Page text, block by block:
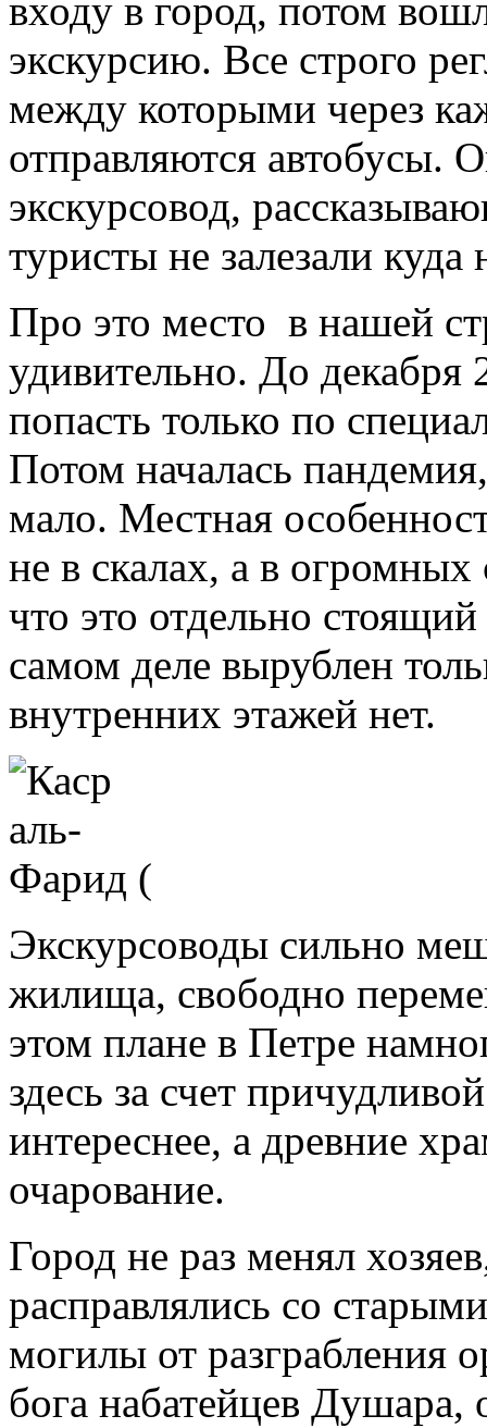
входу в город, потом
экскурсию. Все строго
между которыми через
отправляются автобусы.
экскурсовод,
туристы не залезали куда
Про это место в нашей
удивительно. До
попасть только по
Потом началась
мало. Местная
не в скалах, а в
что это отдельно
самом деле вырублен
внутренних этажей нет.
Экскурсоводы сильно
жилища, свободно
этом плане в Петре
здесь за счет
интереснее, а древние
очарование.
Город не раз менял
расправлялись со
могилы от разграбления
бога набатейцев Душара,